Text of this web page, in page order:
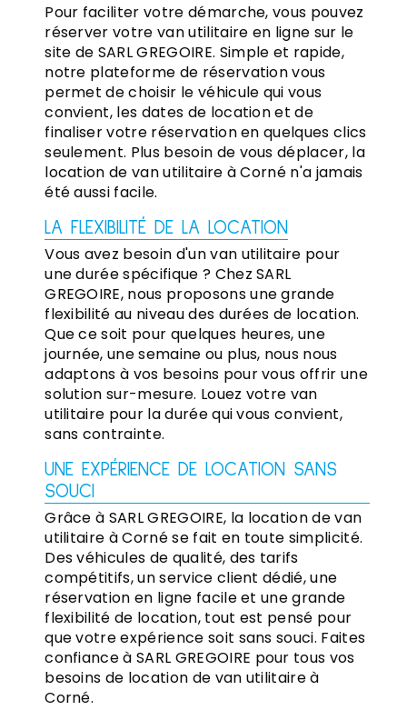
Pour faciliter votre démarche, vous pouvez
réserver votre van utilitaire en ligne sur le
site de SARL GREGOIRE. Simple et rapide,
notre plateforme de réservation vous
permet de choisir le véhicule qui vous
convient, les dates de location et de
finaliser votre réservation en quelques clics
seulement. Plus besoin de vous déplacer, la
location de van utilitaire à Corné n'a jamais
été aussi facile.
LA FLEXIBILITÉ DE LA LOCATION
Vous avez besoin d'un van utilitaire pour
une durée spécifique ? Chez SARL
GREGOIRE, nous proposons une grande
flexibilité au niveau des durées de location.
Que ce soit pour quelques heures, une
journée, une semaine ou plus, nous nous
adaptons à vos besoins pour vous offrir une
solution sur-mesure. Louez votre van
utilitaire pour la durée qui vous convient,
sans contrainte.
UNE EXPÉRIENCE DE LOCATION SANS
SOUCI
Grâce à SARL GREGOIRE, la location de van
utilitaire à Corné se fait en toute simplicité.
Des véhicules de qualité, des tarifs
compétitifs, un service client dédié, une
réservation en ligne facile et une grande
flexibilité de location, tout est pensé pour
que votre expérience soit sans souci. Faites
confiance à SARL GREGOIRE pour tous vos
besoins de location de van utilitaire à
Corné.